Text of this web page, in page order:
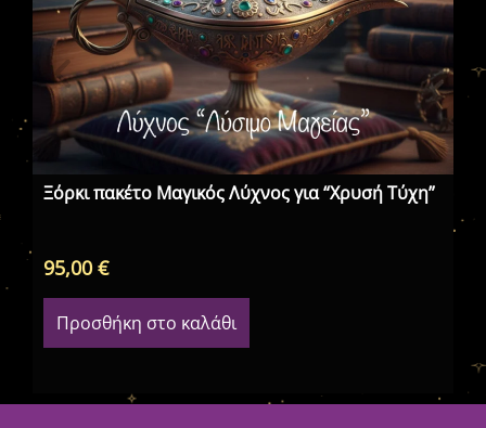
Ξόρκι πακέτο Μαγικός Λύχνος για “Χρυσή Τύχη”
95,00€
Προσθήκη στο καλάθι